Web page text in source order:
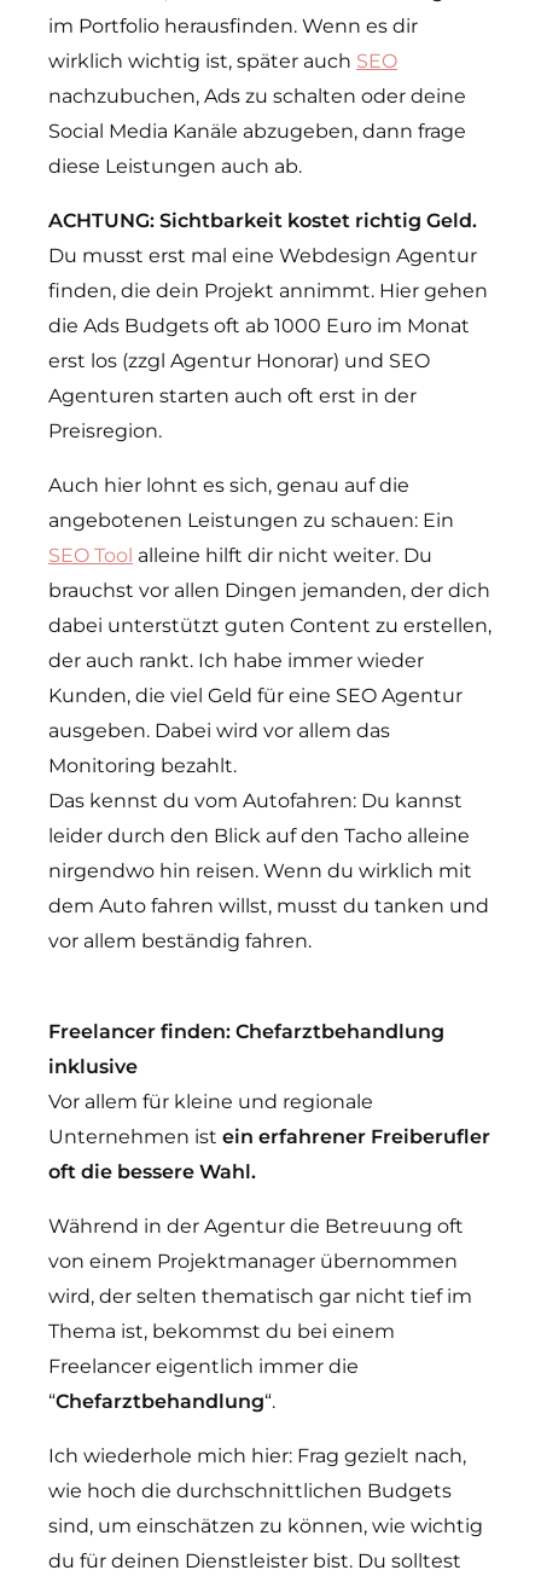
im Portfolio herausfinden. Wenn es dir
wirklich wichtig ist, später auch SEO
nachzubuchen, Ads zu schalten oder deine
Social Media Kanäle abzugeben, dann frage
diese Leistungen auch ab.
ACHTUNG: Sichtbarkeit kostet richtig Geld.
Du musst erst mal eine Webdesign Agentur
finden, die dein Projekt annimmt. Hier gehen
die Ads Budgets oft ab 1000 Euro im Monat
erst los (zzgl Agentur Honorar) und SEO
Agenturen starten auch oft erst in der
Preisregion.
Auch hier lohnt es sich, genau auf die
angebotenen Leistungen zu schauen: Ein
SEO Tool alleine hilft dir nicht weiter. Du
brauchst vor allen Dingen jemanden, der dich
dabei unterstützt guten Content zu erstellen,
der auch rankt. Ich habe immer wieder
Kunden, die viel Geld für eine SEO Agentur
ausgeben. Dabei wird vor allem das
Monitoring bezahlt.
Das kennst du vom Autofahren: Du kannst
leider durch den Blick auf den Tacho alleine
nirgendwo hin reisen. Wenn du wirklich mit
dem Auto fahren willst, musst du tanken und
vor allem beständig fahren.
Freelancer finden: Chefarztbehandlung
inklusive
Vor allem für kleine und regionale
Unternehmen ist ein erfahrener Freiberufler
oft die bessere Wahl.
Während in der Agentur die Betreuung oft
von einem Projektmanager übernommen
wird, der selten thematisch gar nicht tief im
Thema ist, bekommst du bei einem
Freelancer eigentlich immer die
“Chefarztbehandlung“.
Ich wiederhole mich hier: Frag gezielt nach,
wie hoch die durchschnittlichen Budgets
sind, um einschätzen zu können, wie wichtig
du für deinen Dienstleister bist. Du solltest